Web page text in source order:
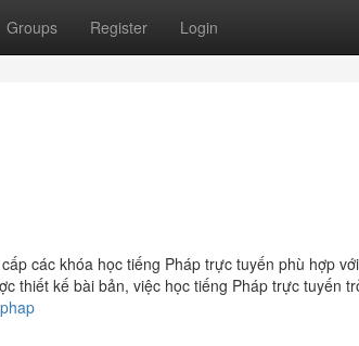
Groups Register Login
các khóa học tiếng Pháp trực tuyến phù hợp
thiết kế bài bản, việc học tiếng Pháp trực tuyến